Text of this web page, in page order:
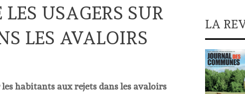
USAGERS SUR
LES AVALOIRS
habitants aux rejets dans les avaloirs
LA